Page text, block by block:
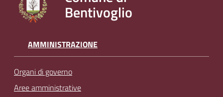
Tutti
gli
Bentivoglio
AMMINISTRAZIONE
Organi di governo
Aree amministrative